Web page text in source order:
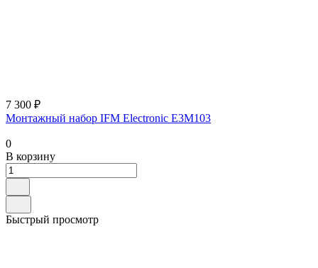
7 300 ₽
Монтажный набор IFM Electronic E3M103
0
В корзину
Быстрый просмотр